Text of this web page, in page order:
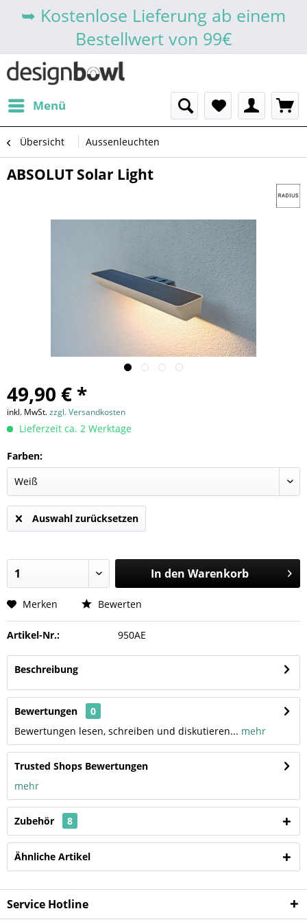
➥ Kostenlose Lieferung ab einem
Bestellwert von 99€
Menü
Übersicht Aussenleuchten
ABSOLUT Solar Light
49,90 € *
inkl. MwSt.zzgl. Versandkosten
Lieferzeit ca. 2 Werktage
Farben:
Auswahl zurücksetzen
In den Warenkorb
Merken Bewerten
Artikel-Nr.: 950AE
Beschreibung
Bewertungen
0
Bewertungen lesen, schreiben und diskutieren... mehr
Trusted Shops Bewertungen
mehr
Zubehör 8
Ähnliche Artikel
Service Hotline